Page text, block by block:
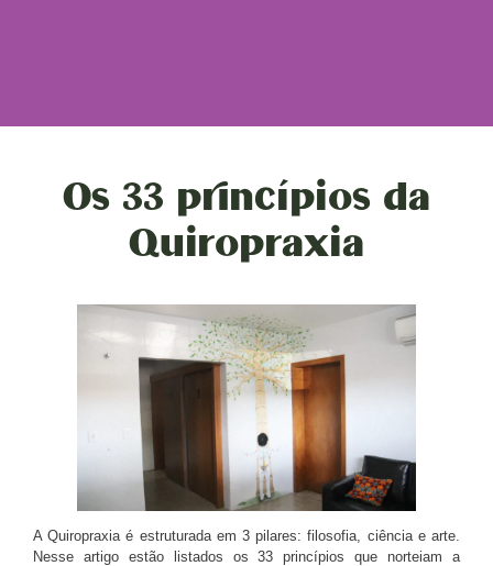
Os 33 princípios da
Quiropraxia
A Quiropraxia é estruturada em 3 pilares: filosofia, ciência e arte.
Nesse artigo estão listados os 33 princípios que norteiam a